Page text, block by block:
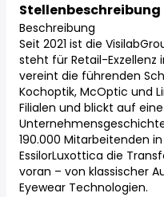
Stellenbeschreibung
Beschreibung
Seit 2021 ist die
steht für Retail-Exzellenz
vereint die führenden
Kochoptik, McOptic und
Filialen und blickt auf
190.000 Mitarbeitenden
EssilorLuxottica die
voran – von klassischer
Eyewear Technologien.